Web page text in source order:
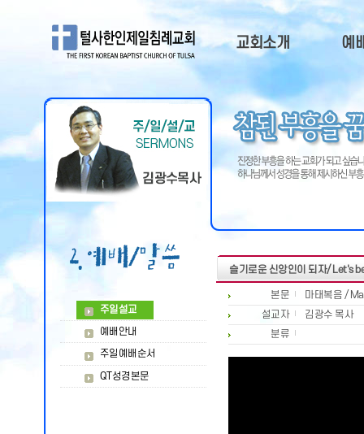
교회소개
담임목사
부교역자
목회비젼
교회광고
예
예
주일
QT
주일설교
예배안내
주일예배순서
QT성경본문
슬기로운 신앙인이 되자/ Let's
본문
마태복음 /
설교자
김광수 목사
분류